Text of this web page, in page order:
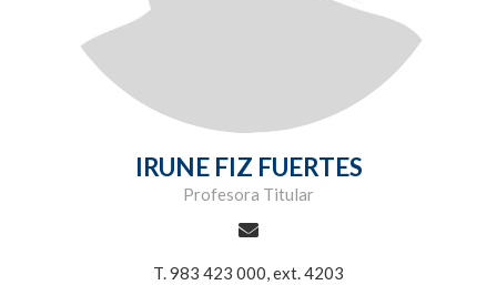
IRUNE FIZ FUERTES
Profesora Titular
T. 983 423 000, ext. 4203